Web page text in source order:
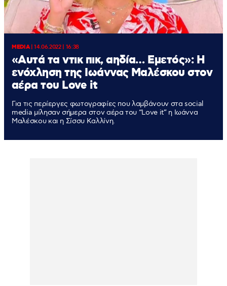
MEDIA|14.06.2022 | 16:38
«Αυτά τα ντικ πικ, αηδία… Εμετός»: Η
ενόχληση της Ιωάννας Μαλέσκου στον
αέρα του Love it
Για τις περίεργες φωτογραφίες που λαμβάνουν στα social
media μίλησαν σήμερα στον αέρα του “Love it” η Ιωάννα
Μαλέσκου και η Σίσσυ Καλλίνη.